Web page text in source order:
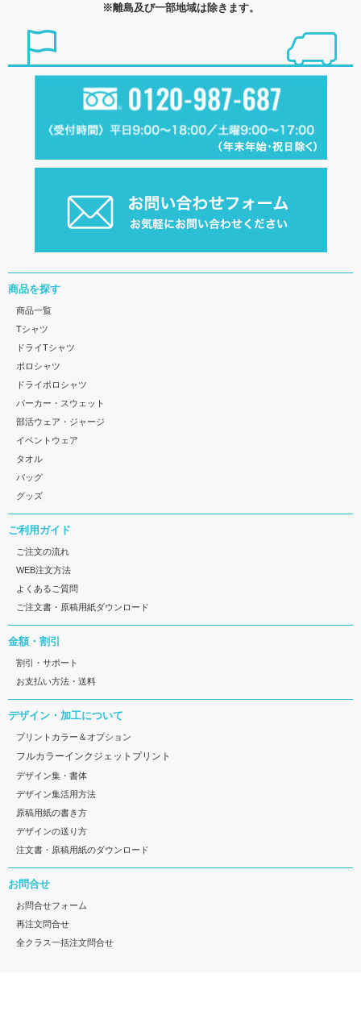
※離島及び一部地域は除きます。
商品を探す
商品一覧
Tシャツ
ドライTシャツ
ポロシャツ
ドライポロシャツ
パーカー・スウェット
部活ウェア・ジャージ
イベントウェア
タオル
バッグ
グッズ
ご利用ガイド
ご注文の流れ
WEB注文方法
よくあるご質問
ご注文書・原稿用紙ダウンロード
金額・割引
割引・サポート
お支払い方法・送料
デザイン・加工について
プリントカラー＆オプション
フルカラーインクジェットプリント
デザイン集・書体
デザイン集活用方法
原稿用紙の書き方
デザインの送り方
注文書・原稿用紙のダウンロード
お問合せ
お問合せフォーム
再注文問合せ
全クラス一括注文問合せ